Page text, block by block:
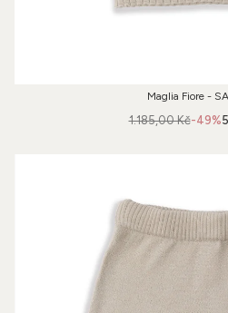
Maglia Fiore -
-49%
1.185,00 Kč